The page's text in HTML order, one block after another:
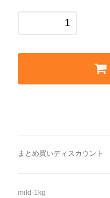
スイーツギフト
スイーツ
まとめ買いディスカウント
mild-1kg